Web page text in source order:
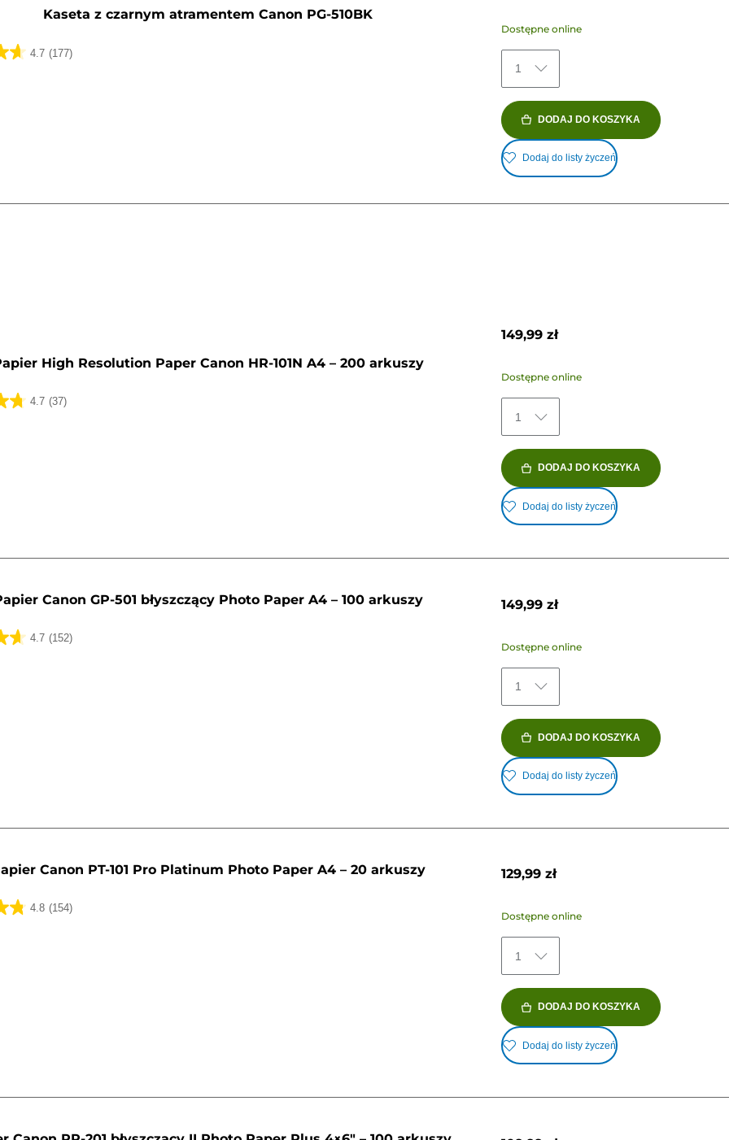
Kaseta z czarnym atramentem Canon PG-510BK
4.7 (177)
Dostępne online
1
DODAJ DO KOSZYKA
Dodaj do listy życzeń
High Resolution Paper Canon HR-101N A4 – 200 arkuszy
4.7 (37)
149,99 zł
Dostępne online
1
DODAJ DO KOSZYKA
Dodaj do listy życzeń
Canon GP-501 błyszczący Photo Paper A4 – 100 arkuszy
4.7 (152)
149,99 zł
Dostępne online
1
DODAJ DO KOSZYKA
Dodaj do listy życzeń
Canon PT-101 Pro Platinum Photo Paper A4 – 20 arkuszy
4.8 (154)
129,99 zł
Dostępne online
1
DODAJ DO KOSZYKA
Dodaj do listy życzeń